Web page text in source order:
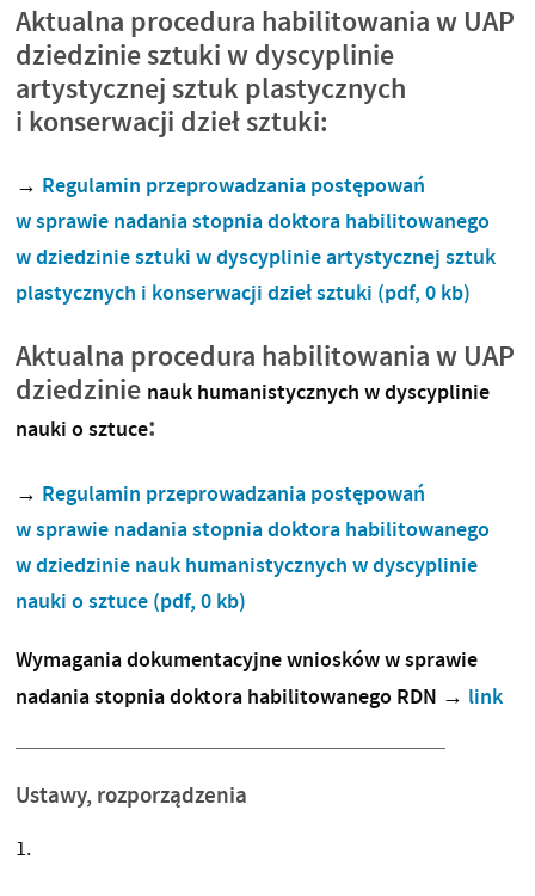
Aktualna procedura habilitowania w UAP
dziedzinie sztuki w dyscyplinie
artystycznej sztuk plastycznych
i konserwacji dzieł sztuki:
→ Regulamin przeprowadzania postępowań
w sprawie nadania stopnia doktora habilitowanego
w dziedzinie sztuki w dyscyplinie artystycznej sztuk
plastycznych i konserwacji dzieł sztuki (pdf, 0 kb)
Aktualna procedura habilitowania w UAP
dziedzinie nauk humanistycznych w dyscyplinie
nauki o sztuce:
→ Regulamin przeprowadzania postępowań
w sprawie nadania stopnia doktora habilitowanego
w dziedzinie nauk humanistycznych w dyscyplinie
nauki o sztuce (pdf, 0 kb)
Wymagania dokumentacyjne wniosków w sprawie
nadania stopnia doktora habilitowanego RDN → link
Ustawy, rozporządzenia
1.